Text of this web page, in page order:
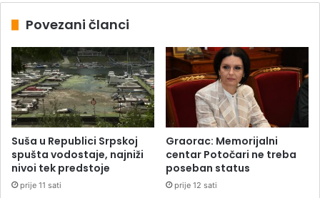
Povezani članci
Suša u Republici Srpskoj
spušta vodostaje, najniži
nivoi tek predstoje
prije 11 sati
Graorac: Memorijalni
centar Potočari ne treba
poseban status
prije 12 sati